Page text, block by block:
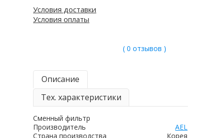
Условия доставки
Условия оплаты
( 0 отзывов )
Описание
Тех. характеристики
Сменный фильтр
Производитель
AEL
Страна производства
Корея